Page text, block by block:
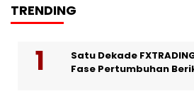
TRENDING
Satu Dekade
Fase Pertumbuhan